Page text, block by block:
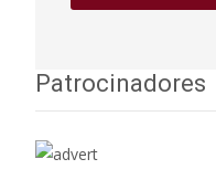
Patrocinadores